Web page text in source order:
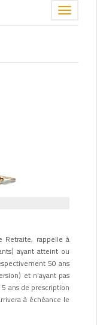
Toggle
Retraite, rappelle à
ayant atteint ou
50 ans
et n’ayant pas
ans de prescription
à échéance le